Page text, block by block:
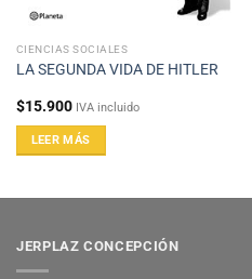
CIENCIAS SOCIALES
LA SEGUNDA VIDA DE HITLER
$15.900 IVA incluido
LEER MÁS
JERPLAZ CONCEPCIÓN